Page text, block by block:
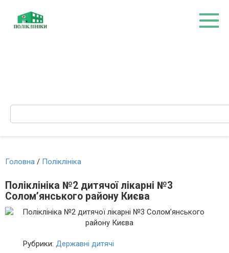
вмісту
Search:
Головна / Поліклініка
Поліклініка №2 дитячої лікарні №3
Солом’янського району Києва
Рубрики: Державні дитячі